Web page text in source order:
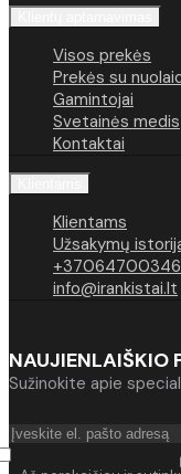
Visos prekės
Prekės su
Gamintojai
Svetainės medis
Kontaktai
Klientams
Užsakymų
+37064700346
info@irankistai.lt
NAUJIENLAIŠKIO
Sužinokite apie